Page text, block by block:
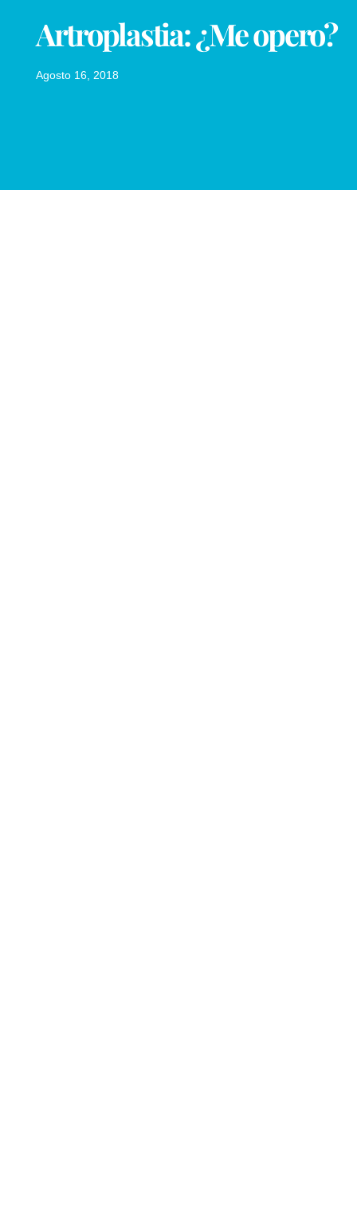
Artroplastia: ¿Me opero?
Agosto 16, 2018